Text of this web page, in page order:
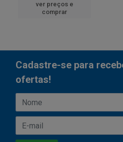
ver preços e
comprar
Cadastre-se para
ofertas!